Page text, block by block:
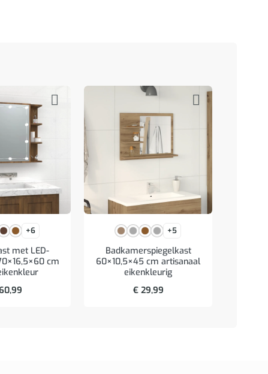
+6
met LED-
cm
+5
Badkamerspiegelkast
60×10,5×45 cm artisanaal
eikenkleurig
€29,99